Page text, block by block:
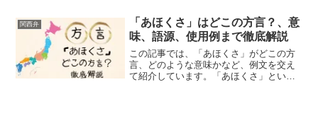
使い方を持つ関西弁の代表格の言葉で
す。「たわけ」は「バカ」「...
関西弁
「あほくさ」はどこの方言？、意
味、語源、使用例まで徹底解説
この記事では、「あほくさ」がどこの方
言、どのような意味かなど、例文を交え
て紹介しています。「あほくさ」という